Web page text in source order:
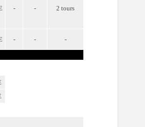
- - 2 tours
- - -